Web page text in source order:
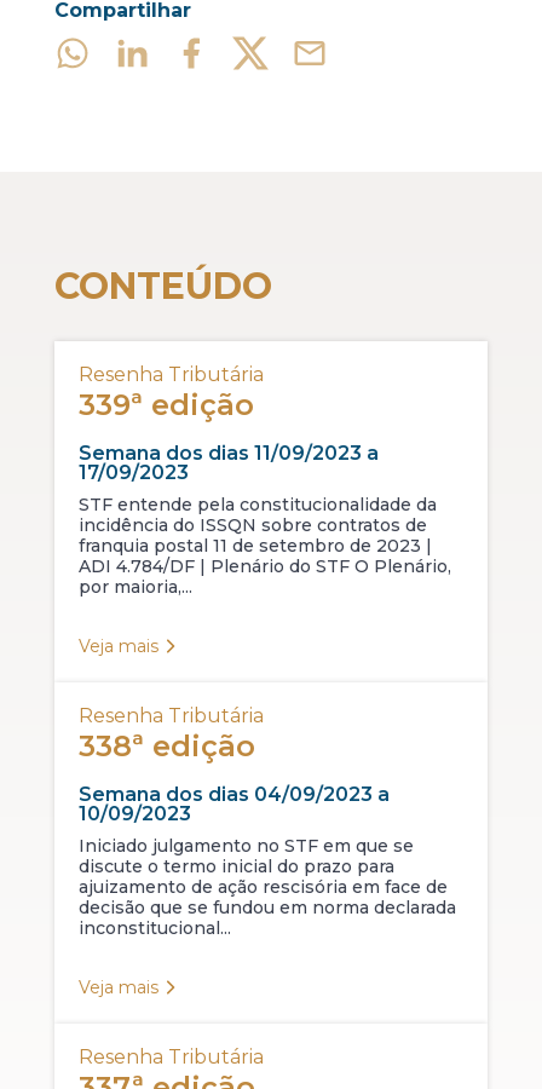
Compartilhar
CONTEÚDO
Resenha Tributária
339ª edição
Semana dos dias 11/09/2023 a
17/09/2023
STF entende pela constitucionalidade da
incidência do ISSQN sobre contratos de
franquia postal 11 de setembro de 2023 |
ADI 4.784/DF | Plenário do STF O Plenário,
por maioria,...
Veja mais
Resenha Tributária
338ª edição
Semana dos dias 04/09/2023 a
10/09/2023
Iniciado julgamento no STF em que se
discute o termo inicial do prazo para
ajuizamento de ação rescisória em face de
decisão que se fundou em norma declarada
inconstitucional...
Veja mais
Resenha Tributária